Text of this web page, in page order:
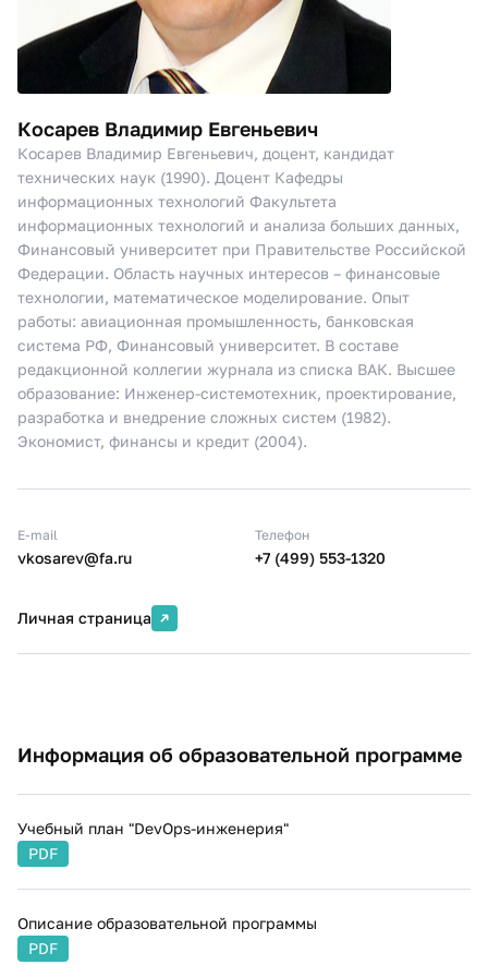
вычислениях, умений и навыков практической
реализации выгод облачных технологий в
современном бизнесе, изучение инструментальных
средств данной технологии.
MLOps
В рамках данной дисциплины студентам дается
представление об управлении жизненным циклом
проектов по машинному обучению, основных
трудностях при управлении сложными проектами
машинного обучения, путях их решения и
современных инструментальных средствах.
Инфраструктра как код (iaC)
В рамках данной дисциплины студентам даются
знания об использовании автоматизации
инфраструктуры с использованием принципов и
практик разработки программного обеспечения, т.е.
научить писать код для управления архитектурой,
развёртывание базы данных, тестированием и тд
Основы сетевого администрирования
знания о принципах построения и управления
корпоративными сетями, методиках диагностики
средствах(мониторинг, трассировка, диагностика
пакетов и маршрутов), знания и навыки физического
построения сетей.
Косарев Владимир Евгеньевич
Косарев Владимир Евгеньевич, доцент, кандидат
технических наук (1990). Доцент Кафедры
информационных технологий Факультета
информационных технологий и анализа больших данных,
Финансовый университет при Правительстве Российской
Федерации. Область научных интересов – финансовые
технологии, математическое моделирование. Опыт
работы: авиационная промышленность, банковская
система РФ, Финансовый университет. В составе
редакционной коллегии журнала из списка ВАК. Высшее
образование: Инженер-системотехник, проектирование,
разработка и внедрение сложных систем (1982).
Экономист, финансы и кредит (2004).
E-mail
vkosarev@fa.ru
Телефон
+7 (499) 553-1320
Личная страница
Информация об образовательной программе
Учебный план "DevOps-инженерия"
PDF
Описание образовательной программы
PDF